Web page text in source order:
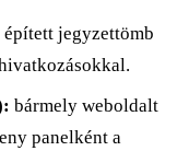
épített jegyzettömb
bármely weboldalt
panelként a